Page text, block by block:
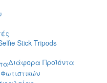
Stick Tripods
Διάφορα Προϊόντα